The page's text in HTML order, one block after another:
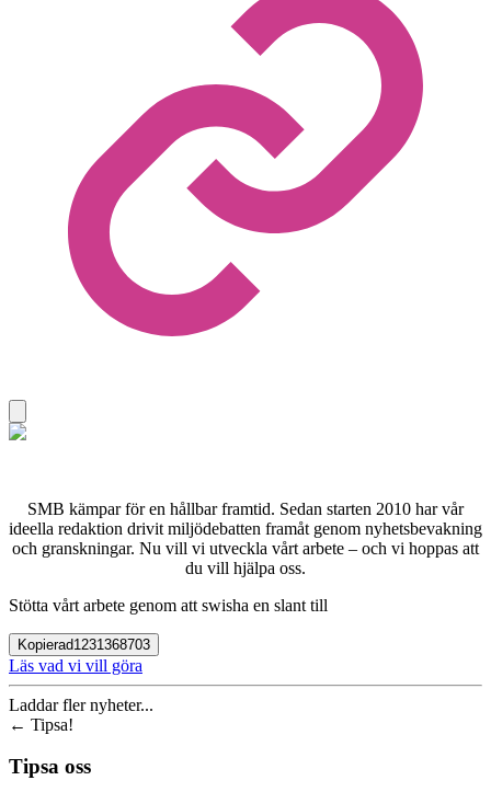
SMB kämpar för en hållbar framtid. Sedan starten 2010 har vår
ideella redaktion drivit miljödebatten framåt genom nyhetsbevakning
och granskningar. Nu vill vi utveckla vårt arbete – och vi hoppas att
du vill hjälpa oss.
Stötta vårt arbete genom att swisha en slant till
Kopierad1231368703
Läs vad vi vill göra
Laddar fler nyheter...
← Tipsa!
Tipsa oss